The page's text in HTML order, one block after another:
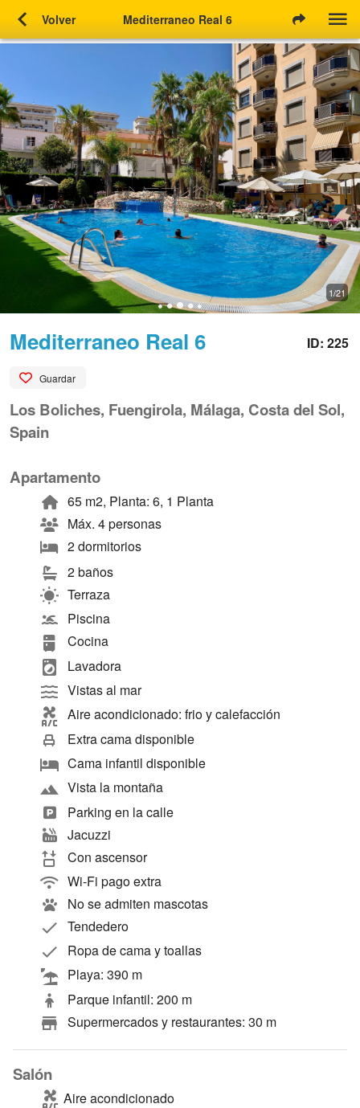
chevron_left Volver Mediterraneo Real 6
1/21
Mediterraneo Real 6
Guardar
ID: 225
Los Boliches, Fuengirola, Málaga, Costa del Sol,
Spain
Apartamento
65 m2, Planta: 6, 1 Planta
Máx. 4 personas
2 dormitorios
2 baños
Terraza
Piscina
Cocina
Lavadora
Vistas al mar
Aire acondicionado: frio y calefacción
Extra cama disponible
Cama infantil disponible
Vista la montaña
Parking en la calle
Jacuzzi
Con ascensor
Wi-Fi pago extra
No se admiten mascotas
Tendedero
Ropa de cama y toallas
Playa: 390 m
Parque infantil: 200 m
Supermercados y restaurantes: 30 m
Salón
Aire acondicionado